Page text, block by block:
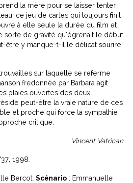
la mère pour se laisser tenter
ce jeu de cartes qui toujours finit
à elle seule la durée du film et
sorte de gravité qu'égrenait le début
être y manque-t-il le délicat sourire
sur laquelle se referme
fredonnée par Barbara agit
plaies ouvertes des deux
peut-être la vraie nature de ces
et proche qui force la sympathie
critique.
Vincent Vatrican
1998.
Bercot. Scénario : Emmanuelle